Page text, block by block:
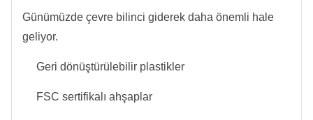
Günümüzde çevre bilinci giderek daha önemli hale
geliyor.
Geri dönüştürülebilir plastikler
FSC sertifikalı ahşaplar